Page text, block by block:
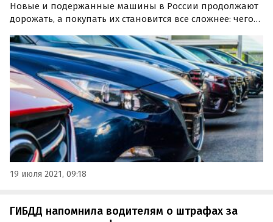
Новые и подержанные машины в России продолжают
дорожать, а покупать их становится все сложнее: чего
достиг рекордных 1,08 миллиона рублей.
19 июля 2021, 09:18
ГИБДД напомнила водителям о штрафах за